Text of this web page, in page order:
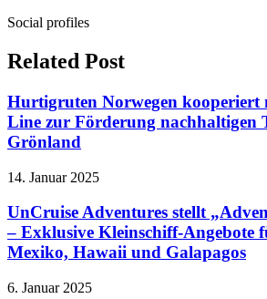
Social profiles
Related Post
Hurtigruten Norwegen kooperiert
Line zur Förderung nachhaltigen
Grönland
14. Januar 2025
UnCruise Adventures stellt
– Exklusive Kleinschiff-Angebote
Mexiko, Hawaii und Galapagos
6. Januar 2025